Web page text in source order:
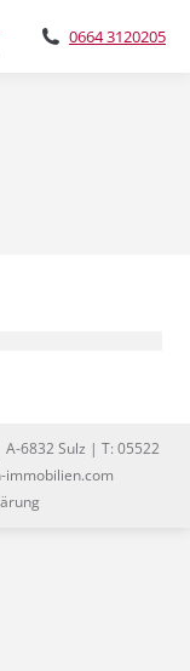
0664 3120205
6832 Sulz | T: 05522